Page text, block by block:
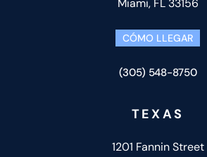
Miami, FL 33156
CÓMO LLEGAR
(305) 548-8750
TEXAS
1201 Fannin Street